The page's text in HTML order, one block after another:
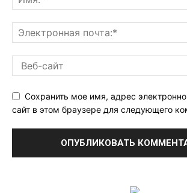
Сохранить мое имя, адрес
сайт в этом браузере для следующего